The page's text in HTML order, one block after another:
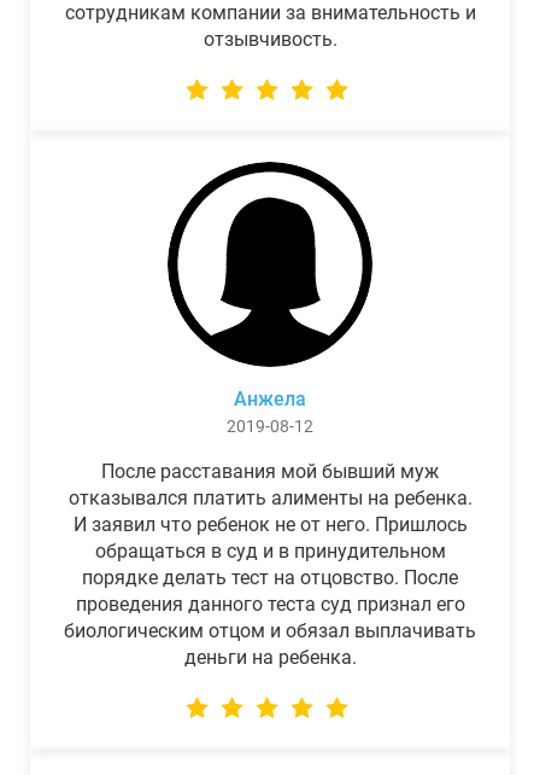
сотрудникам компании за внимательность и
отзывчивость.
Анжела
2019-08-12
После расставания мой бывший муж
отказывался платить алименты на ребенка.
И заявил что ребенок не от него. Пришлось
обращаться в суд и в принудительном
порядке делать тест на отцовство. После
проведения данного теста суд признал его
биологическим отцом и обязал выплачивать
деньги на ребенка.